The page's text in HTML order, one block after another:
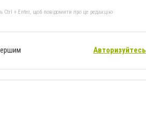
Ctrl + Enter, щоб повідомити про це редакцію
Авторизуйтесь